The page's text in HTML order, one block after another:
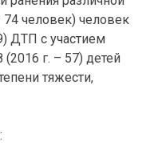
74 человек) человек
ДТП с участием
(2016 г. – 57) детей
тяжести,